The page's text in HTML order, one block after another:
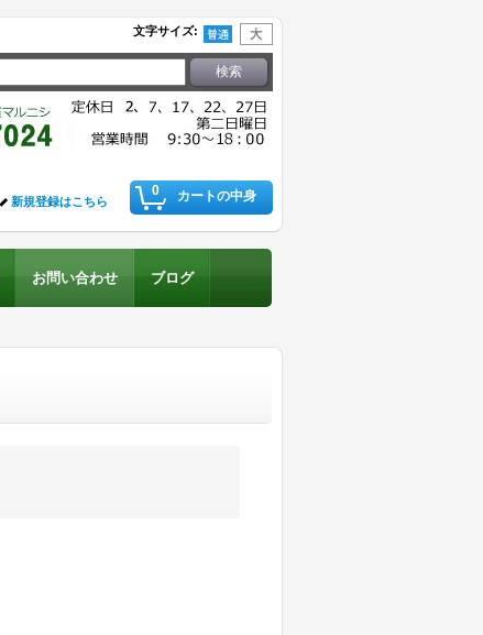
文字サイズ:
0 カートの中身
新規登録はこちら
お問い合わせ ブログ